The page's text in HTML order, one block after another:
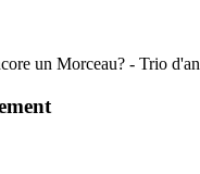
un Morceau? - Trio